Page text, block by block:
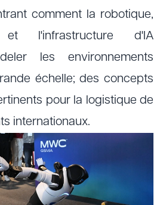
comment la robotique,
et l'infrastructure d'IA
les environnements
échelle; des concepts
pour la logistique de
internationaux.